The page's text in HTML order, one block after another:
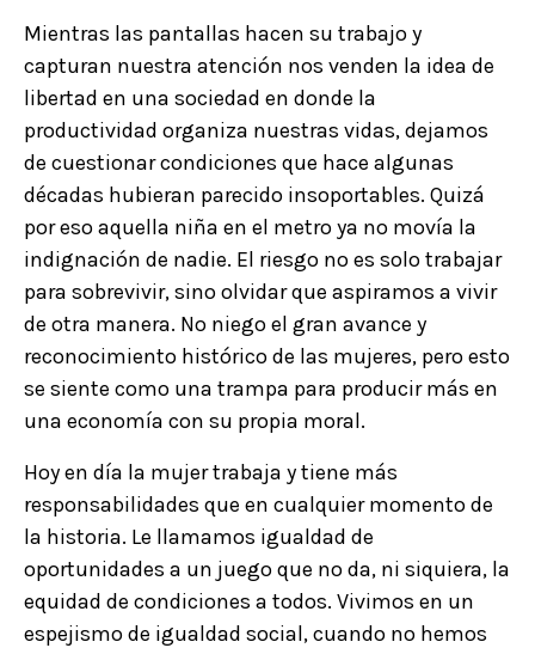
Mientras las pantallas hacen su trabajo y
capturan nuestra atención nos venden la idea de
libertad en una sociedad en donde la
productividad organiza nuestras vidas, dejamos
de cuestionar condiciones que hace algunas
décadas hubieran parecido insoportables. Quizá
por eso aquella niña en el metro ya no movía la
indignación de nadie. El riesgo no es solo trabajar
para sobrevivir, sino olvidar que aspiramos a vivir
de otra manera. No niego el gran avance y
reconocimiento histórico de las mujeres, pero esto
se siente como una trampa para producir más en
una economía con su propia moral.
Hoy en día la mujer trabaja y tiene más
responsabilidades que en cualquier momento de
la historia. Le llamamos igualdad de
oportunidades a un juego que no da, ni siquiera, la
equidad de condiciones a todos. Vivimos en un
espejismo de igualdad social, cuando no hemos